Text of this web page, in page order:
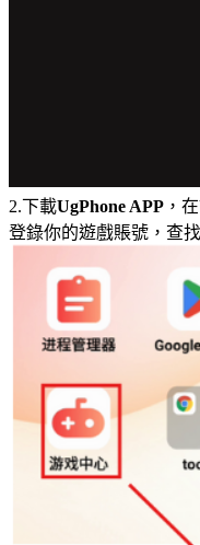
2.下載UgPhone APP ，
登錄你的遊戲賬號，查